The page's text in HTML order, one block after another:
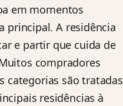
em momentos
principal. A residência
e partir que cuida de
compradores
categorias são tratadas
residências à